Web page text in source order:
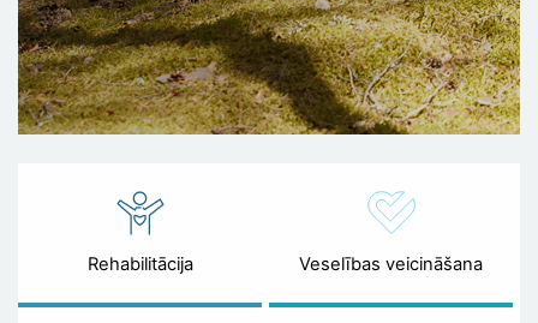
Rehabilitācija Veselības veicināšana